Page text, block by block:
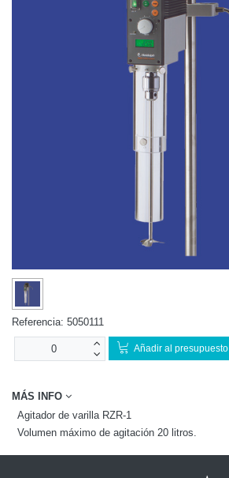
Referencia: 5050111
Añadir al presupuesto
MÁS INFO
Agitador de varilla RZR-1
Volumen máximo de agitación 20 litros.